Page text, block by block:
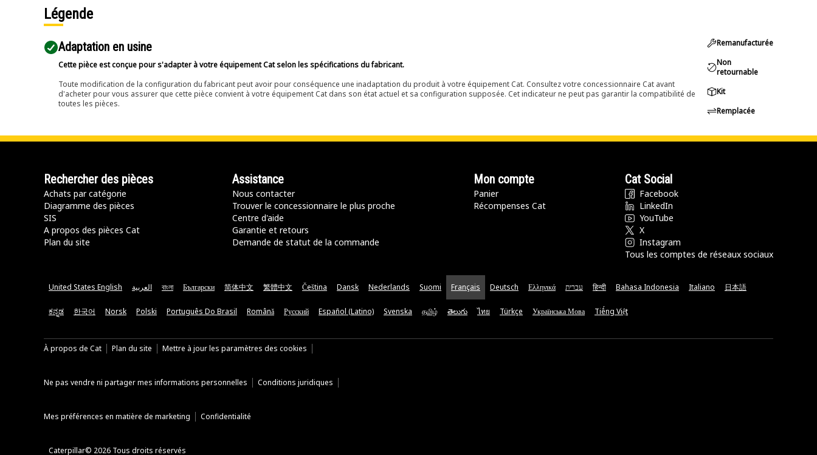
Légende
Adaptation en usine
Cette pièce est conçue pour s'adapter à votre équipement Cat selon les spécifications du fabricant.
Toute modification de la configuration du fabricant peut avoir pour conséquence une inadaptation du produit à votre équipement Cat. Consultez votre concessionnaire Cat avant
d'acheter pour vous assurer que cette pièce convient à votre équipement Cat dans son état actuel et sa configuration supposée. Cet indicateur ne peut pas garantir la compatibilité de
toutes les pièces.
Remanufacturée
Non
retournable
Kit
Remplacée
Rechercher des pièces
Achats par catégorie
Diagramme des pièces
SIS
A propos des pièces Cat
Plan du site
Assistance
Nous contacter
Trouver le concessionnaire le plus proche
Centre d'aide
Garantie et retours
Demande de statut de la commande
Mon compte
Panier
Récompenses Cat
Cat Social
Facebook
LinkedIn
YouTube
X
Instagram
Tous les comptes de réseaux sociaux
United States English العربية বাংলা Български 简体中文 繁體中文 Čeština Dansk Nederlands Suomi Français Deutsch Ελληνικά עברית हिन्दी Bahasa Indonesia Italiano 日本語
ಕನ್ನಡ 한국어 Norsk Polski Português Do Brasil Română Русский Español (Latino) Svenska தமிழ் తెలుగు ไทย Türkçe Українська Мова Tiếng Việt
À propos de Cat Plan du site Mettre à jour les paramètres des cookies
Ne pas vendre ni partager mes informations personnelles Conditions juridiques
Mes préférences en matière de marketing Confidentialité
Caterpillar© 2026 Tous droits réservés